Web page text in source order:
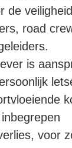
de
road
is
voor